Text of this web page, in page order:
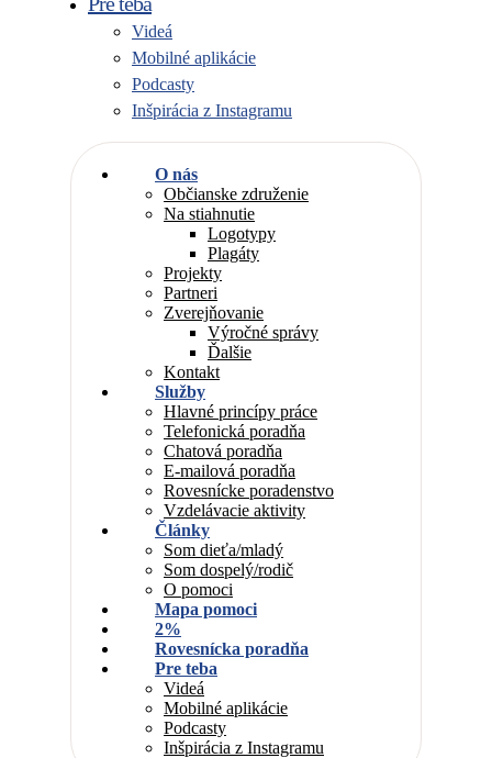
Videá
Mobilné aplikácie
Podcasty
Inšpirácia z Instagramu
O nás
Občianske združenie
Na stiahnutie
Logotypy
Plagáty
Projekty
Partneri
Zverejňovanie
Výročné správy
Ďalšie
Kontakt
Služby
Hlavné princípy práce
Telefonická poradňa
Chatová poradňa
E-mailová poradňa
Rovesnícke poradenstvo
Vzdelávacie aktivity
Články
Som dieťa/mladý
Som dospelý/rodič
O pomoci
Mapa pomoci
2%
Rovesnícka poradňa
Pre teba
Videá
Mobilné aplikácie
Podcasty
Inšpirácia z Instagramu